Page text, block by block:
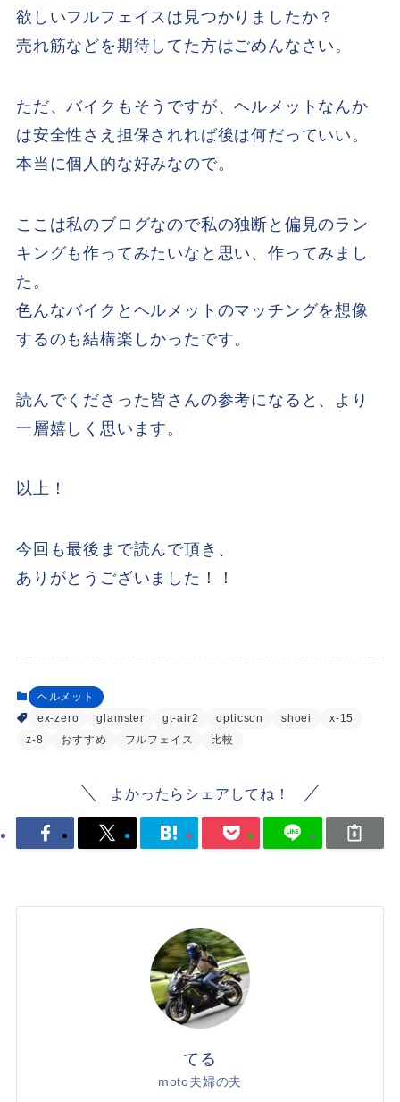
欲しいフルフェイスは見つかりましたか？
売れ筋などを期待してた方はごめんなさい。
ただ、バイクもそうですが、ヘルメットなんか
は安全性さえ担保されれば後は何だっていい。
本当に個人的な好みなので。
ここは私のブログなので私の独断と偏見のラン
キングも作ってみたいなと思い、作ってみまし
た。
色んなバイクとヘルメットのマッチングを想像
するのも結構楽しかったです。
読んでくださった皆さんの参考になると、より
一層嬉しく思います。
以上！
今回も最後まで読んで頂き、
ありがとうございました！！
ヘルメット
ex-zero
glamster gt-air2 opticson shoei
x-15
z-8
おすすめ フルフェイス 比較
よかったらシェアしてね！
てる
moto夫婦の夫